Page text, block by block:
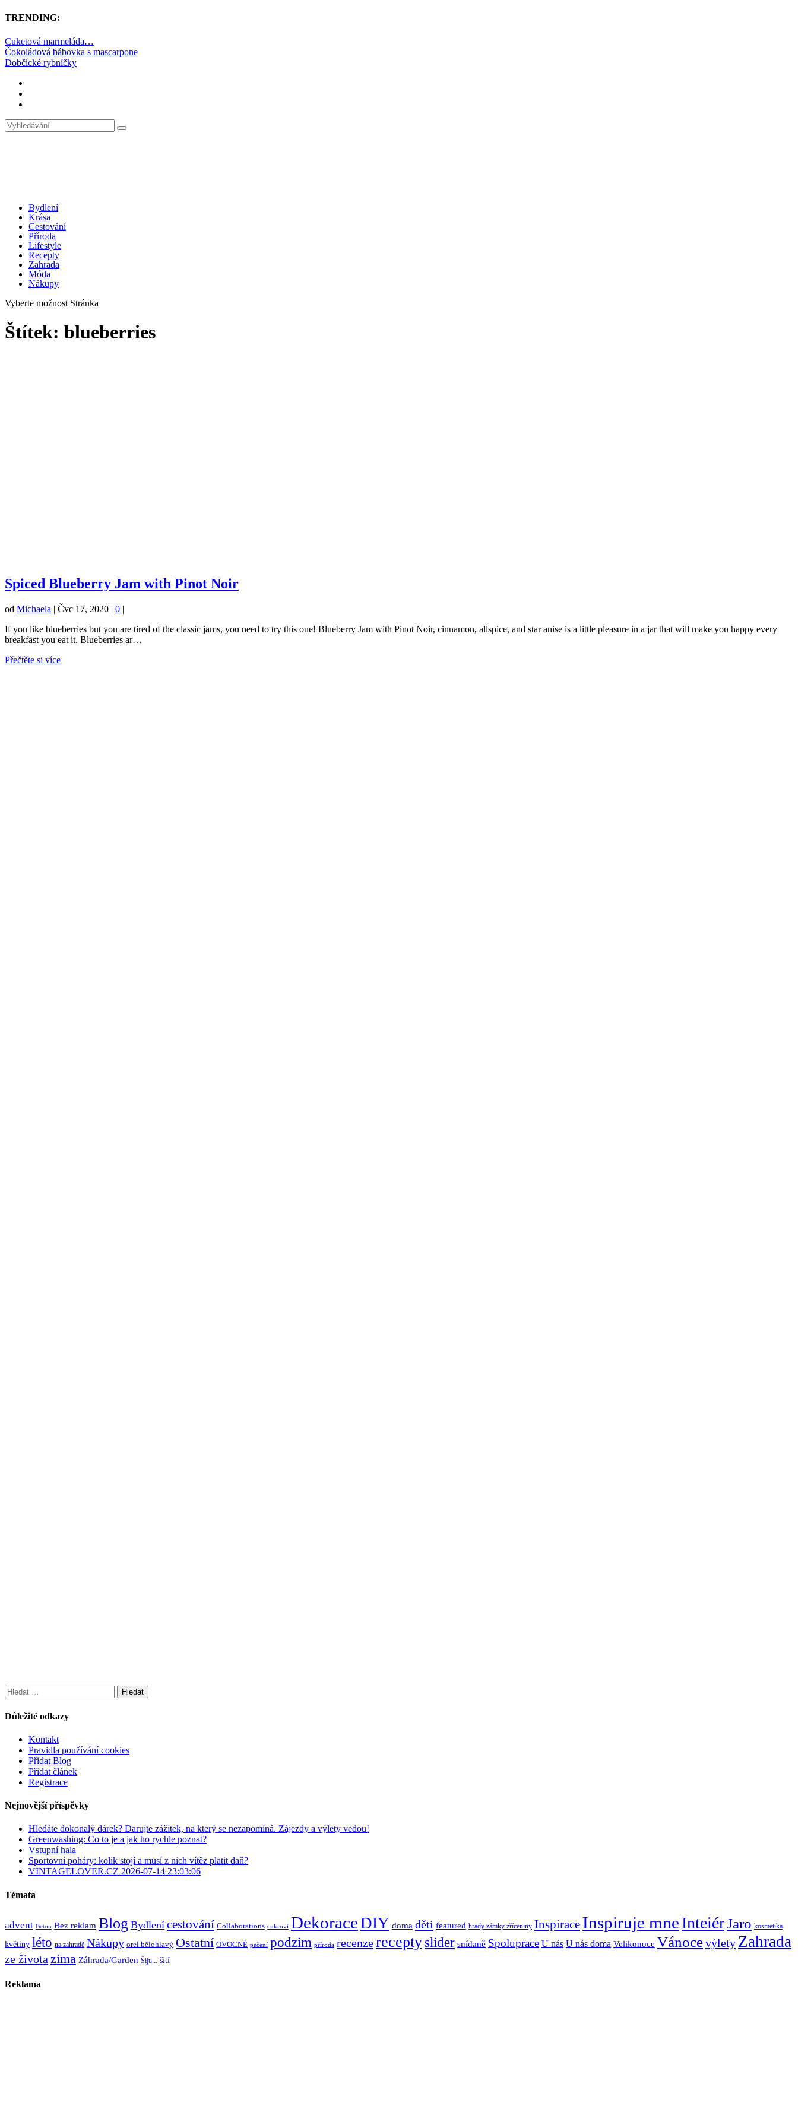
TRENDING:
Cuketová marmeláda…
Čokoládová bábovka s mascarpone
Dobčické rybníčky
Bydlení
Krása
Cestování
Příroda
Lifestyle
Recepty
Zahrada
Móda
Nákupy
Vyberte možnost Stránka
Štítek: blueberries
Spiced Blueberry Jam with Pinot Noir
od Michaela | Čvc 17, 2020 | 0 |
If you like blueberries but you are tired of the classic jams, you need to try this one! Blueberry Jam with Pinot Noir, cinnamon, allspice, and star anise is a little pleasure in a jar that will make you happy every
breakfast you eat it. Blueberries ar…
Přečtěte si více
Vyhledávání
Důležité odkazy
Kontakt
Pravidla používání cookies
Přidat Blog
Přidat článek
Registrace
Nejnovější příspěvky
Hledáte dokonalý dárek? Darujte zážitek, na který se nezapomíná. Zájezdy a výlety vedou!
Greenwashing: Co to je a jak ho rychle poznat?
Vstupní hala
Sportovní poháry: kolik stojí a musí z nich vítěz platit daň?
VINTAGELOVER.CZ 2026-07-14 23:03:06
Témata
advent Beton Bez reklam Blog Bydlení cestování Collaborations cukroví DekoraceDIY doma děti featured hrady zámky zříceniny Inspirace Inspiruje mneInteiérJaro kosmetika
květiny léto na zahradě Nákupy orel bělohlavý Ostatní OVOCNÉ pečení podzim příroda recenzerecepty slider snídaně Spoluprace U nás U nás doma Velikonoce Vánocevýlety Zahrada
ze života zima Záhrada/Garden Šiju... šití
Reklama